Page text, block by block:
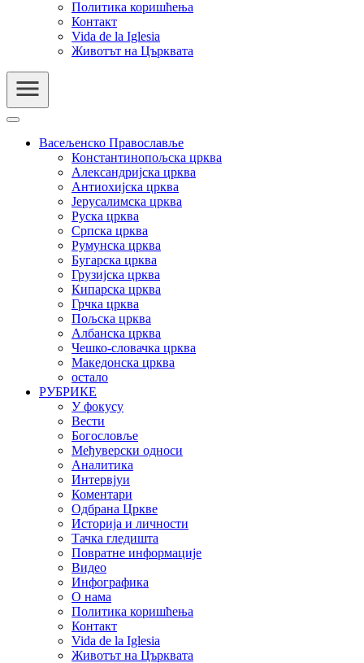
Политика коришћења
Контакт
Vida de la Iglesia
Животът на Църквата
Васељенско Православље
Константинопољска црква
Александријска црква
Антиохијска црква
Јерусалимска црква
Руска црква
Српска црква
Румунска црква
Бугарска црква
Грузијска црква
Кипарска црква
Грчка црква
Пољска црква
Албанска црква
Чешко-словачка црква
Македонска црква
остало
РУБРИКЕ
У фокусу
Вести
Богословље
Међуверски односи
Аналитика
Интервјуи
Коментари
Одбрана Цркве
Историја и личности
Тачка гледишта
Повратне информације
Видео
Инфографика
О нама
Политика коришћења
Контакт
Vida de la Iglesia
Животът на Църквата